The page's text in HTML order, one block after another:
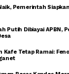
Pemerintah
Putih Dibiayai APBN,
Kafe Tetap Ramai: